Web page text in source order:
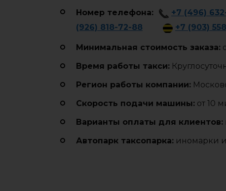
Номер телефона: +7 (496)
(926) 818-72-88
+7 (903)
Минимальная стоимость заказа:
Время работы такси:
Регион работы компании:
Cкорость подачи машины: от 10
Варианты оплаты для клиентов:
Автопарк таксопарка: иномарки и